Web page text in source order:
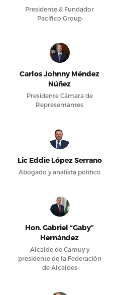
Presidente & Fundador
Pacifico Group
Carlos Johnny Méndez
Núñez
Presidente Cámara de
Representantes
Lic Eddie López Serrano
Abogado y analista político
Hon. Gabriel “Gaby”
Hernández
Alcalde de Camuy y
presidente de la Federación
de Alcaldes